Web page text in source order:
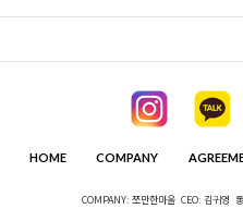
HOME COMPANY
COMPANY: 쪼만한마을 CEO: 김귀영